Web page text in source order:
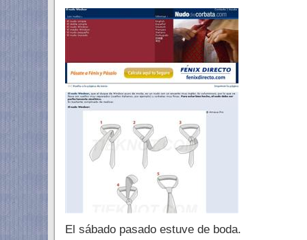
El sábado pasado estuve de boda.